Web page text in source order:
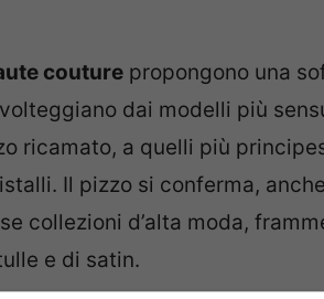
couture propongono una
dai modelli più
ricamato, a quelli più
Il pizzo si conferma,
collezioni d’alta moda,
e di satin.